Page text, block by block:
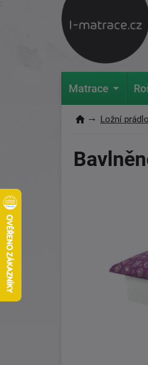
Matrace
Ložní prádlo